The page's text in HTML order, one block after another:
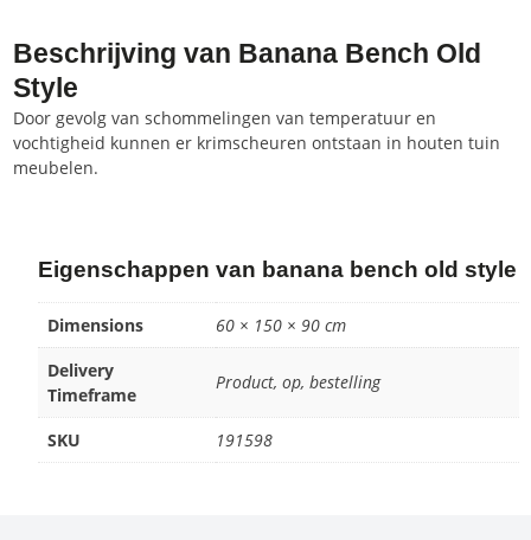
Beschrijving van Banana Bench Old
Style
Door gevolg van schommelingen van temperatuur en
vochtigheid kunnen er krimscheuren ontstaan in houten tuin
meubelen.
Eigenschappen van banana bench old style
Dimensions
60 × 150 × 90 cm
Delivery
Timeframe
Product, op, bestelling
SKU 191598